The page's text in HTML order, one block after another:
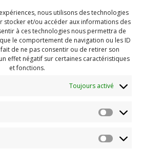
nous utilisons des technologies
stocker et/ou accéder aux informations des
à ces technologies nous permettra de
le comportement de navigation ou les ID
de ne pas consentir ou de retirer son
effet négatif sur certaines caractéristiques
et fonctions.
Toujours activé